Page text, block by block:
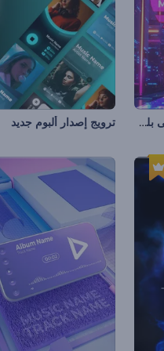
تجسيد بصري للموسيقى بلعبة سايبر بانك القديمة ترويج إصدار ألبوم جديد